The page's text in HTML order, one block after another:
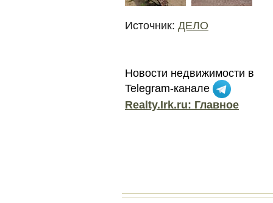
Источник: ДЕЛО
Новости недвижимости в
Telegram-канале
Realty.Irk.ru: Главное